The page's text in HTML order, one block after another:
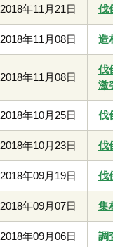
2018年11月21日 伐
2018年11月08日 造
2018年11月08日
伐
激
2018年10月25日 伐
2018年10月23日 伐
2018年09月19日 伐
2018年09月07日 集
2018年09月06日 調